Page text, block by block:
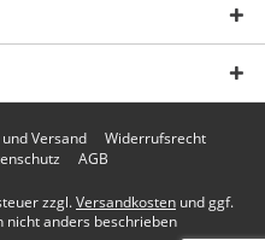
Versand
Widerrufsrecht
AGB
zzgl.Versandkosten und ggf.
nicht anders beschrieben